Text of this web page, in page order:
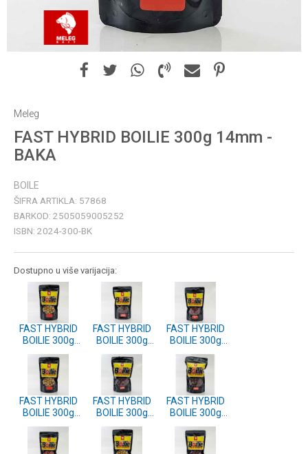
Meleg
FAST HYBRID BOILIE 300g 14mm -
BAKA
BOILE
ŠIFRA ARTIKLA: 57868
BARKOD: 2505059005252
ISBN: 2024-300-BK
Dostupno u više varijacija:
FAST HYBRID
BOILIE 300g
14mm - TIGER
NUT
FAST HYBRID
BOILIE 300g
14mm - ZEBRA
MUSSEL
FAST HYBRID
BOILIE 300g
14mm -
STRAWBERRY
FISH
FAST HYBRID
BOILIE 300g
14mm -
MULLBERRY
FAST HYBRID
BOILIE 300g
14mm - PLUM
SHELLFISH
FAST HYBRID
BOILIE 300g
14mm -
FRANKFURT
SAUSAGE